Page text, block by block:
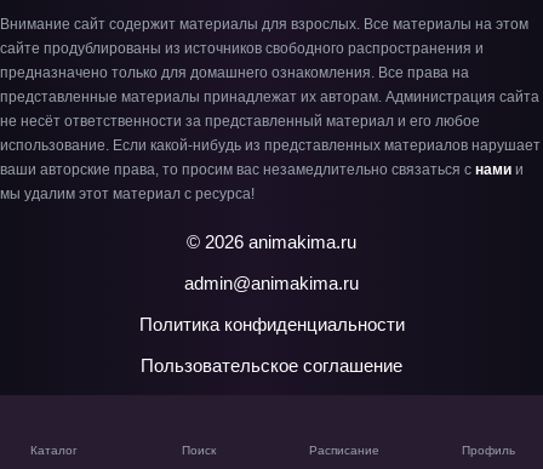
Каталог Поиск Расписание Профиль
Внимание сайт содержит материалы для взрослых. Все материалы на этом
сайте продублированы из источников свободного распространения и
предназначено только для домашнего ознакомления. Все права на
представленные материалы принадлежат их авторам. Администрация сайта
не несёт ответственности за представленный материал и его любое
использование. Если какой-нибудь из представленных материалов нарушает
ваши авторские права, то просим вас незамедлительно связаться с нами и
мы удалим этот материал с ресурса!
© 2026 animakima.ru
admin@animakima.ru
Политика конфиденциальности
Пользовательское соглашение